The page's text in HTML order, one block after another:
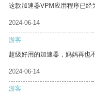
这款加速器VPM应用程序已经
2024-06-14
游客
超级好用的加速器，妈妈再也
2024-06-14
游客